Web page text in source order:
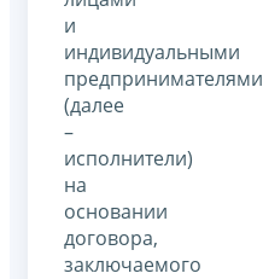
и
индивидуальными
предпринимателями
(далее
–
исполнители)
на
основании
договора,
заключаемого